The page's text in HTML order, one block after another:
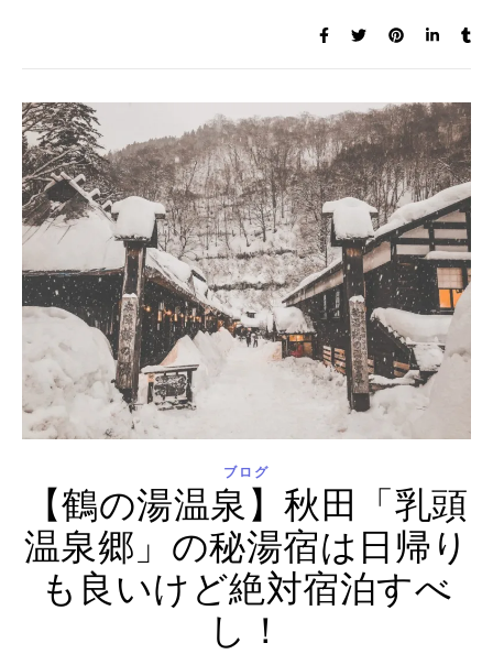
ブログ
【鶴の湯温泉】秋田「乳頭
温泉郷」の秘湯宿は日帰り
も良いけど絶対宿泊すべ
し！